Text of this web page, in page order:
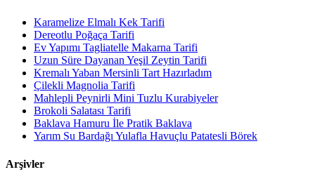
Karamelize Elmalı Kek Tarifi
Dereotlu Poğaça Tarifi
Ev Yapımı Tagliatelle Makarna Tarifi
Uzun Süre Dayanan Yeşil Zeytin Tarifi
Kremalı Yaban Mersinli Tart Hazırladım
Çilekli Magnolia Tarifi
Mahlepli Peynirli Mini Tuzlu Kurabiyeler
Brokoli Salatası Tarifi
Baklava Hamuru İle Pratik Baklava
Yarım Su Bardağı Yulafla Havuçlu Patatesli Börek
Arşivler